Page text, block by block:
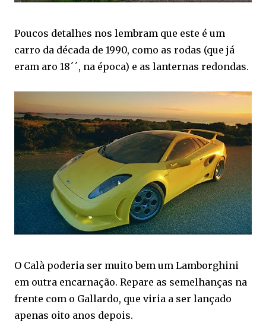
Poucos detalhes nos lembram que este é um
carro da década de 1990, como as rodas (que já
eram aro 18´´, na época) e as lanternas redondas.
O Calà poderia ser muito bem um Lamborghini
em outra encarnação. Repare as semelhanças na
frente com o Gallardo, que viria a ser lançado
apenas oito anos depois.